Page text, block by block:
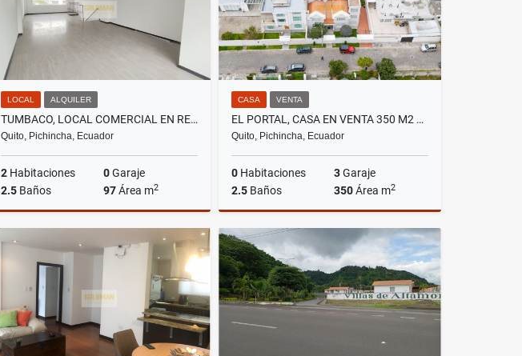
LOCAL ALQUILER
TUMBACO, LOCAL COMERCIAL EN RENTA, 97M2
Quito, Pichincha, Ecuador
2 Habitaciones 0Garaje
2.5 Baños 97Área m2
US$950
CASA VENTA
EL PORTAL, CASA EN VENTA 350 M2 DE CONSTRUCCIÓN
Quito, Pichincha, Ecuador
0 Habitaciones 3Garaje
2.5 Baños 350Área m2
Venta
US$265,000